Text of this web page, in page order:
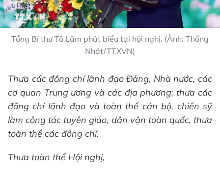
Tổng Bí thư Tô Lâm phát biểu tại hội nghị. (Ảnh: Thống
Nhất/TTXVN)
Thưa các đồng chí lãnh đạo Đảng, Nhà nước, các
cơ quan Trung ương và các địa phương; thưa các
đồng chí lãnh đạo và toàn thể cán bộ, chiến sỹ
làm công tác tuyên giáo, dân vận toàn quốc, thưa
toàn thể các đồng chí.
Thưa toàn thể Hội nghị,